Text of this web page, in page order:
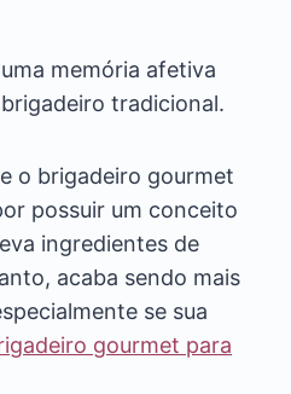
memória afetiva
tradicional.
o brigadeiro gourmet
possuir um conceito
ingredientes de
acaba sendo mais
se sua
gourmet para